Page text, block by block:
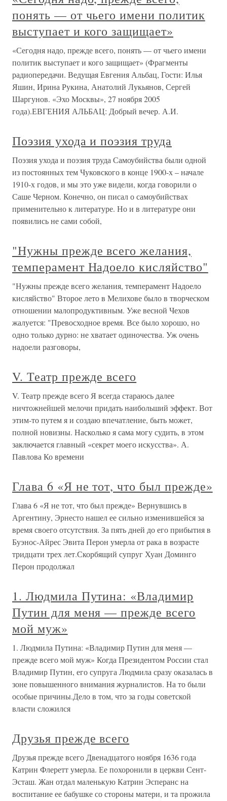
понять — от чьего имени политик
выступает и кого защищает»
«Сегодня надо, прежде всего, понять — от чьего имени
политик выступает и кого защищает» (Фрагменты
радиопередачи. Ведущая Евгения Альбац, Гости: Илья
Яшин, Ирина Рукина, Анатолий Лукьянов, Сергей
Шаргунов. «Эхо Москвы», 27 ноября 2005
года).ЕВГЕНИЯ АЛЬБАЦ: Добрый вечер. А.И.
Поэзия ухода и поэзия труда
Поэзия ухода и поэзия труда Самоубийства были одной
из постоянных тем Чуковского в конце 1900-х – начале
1910-х годов, и мы это уже видели, когда говорили о
Саше Черном. Конечно, он писал о самоубийствах
применительно к литературе. Но и в литературе они
появились не сами собой,
"Нужны прежде всего желания,
темперамент Надоело кисляйство"
"Нужны прежде всего желания, темперамент Надоело
кисляйство" Второе лето в Мелихове было в творческом
отношении малопродуктивным. Уже весной Чехов
жалуется: "Превосходное время. Все было хорошо, но
одно только дурно: не хватает одиночества. Уж очень
надоели разговоры,
V. Театр прежде всего
V. Театр прежде всего Я всегда стараюсь далее
ничтожнейшей мелочи придать наибольший эффект. Вот
этим-то путем я и создаю впечатление, быть может,
полной новизны. Насколько я сама могу судить, в этом
заключается главный «секрет моего искусства». А.
Павлова Ко времени
Глава 6 «Я не тот, что был прежде»
Глава 6 «Я не тот, что был прежде» Вернувшись в
Аргентину, Эрнесто нашел ее сильно изменившейся за
время своего отсутствия. За пять дней до его прибытия в
Буэнос-Айрес Эвита Перон умерла от рака в возрасте
тридцати трех лет.Скорбящий супруг Хуан Доминго
Перон продолжал
1. Людмила Путина: «Владимир
Путин для меня — прежде всего
мой муж»
1. Людмила Путина: «Владимир Путин для меня —
прежде всего мой муж» Когда Президентом России стал
Владимир Путин, его супруга Людмила сразу оказалась в
зоне повышенного внимания журналистов. На то были
особые причины.Дело в том, что за годы советской
власти сложился
Друзья прежде всего
Друзья прежде всего Двенадцатого ноября 1636 года
Катрин Флеретт умерла. Ее похоронили в церкви Сент-
Эсташ. Жан отдал маленькую Катрин Эсперанс на
воспитание ее бабушке со стороны матери, и та прожила